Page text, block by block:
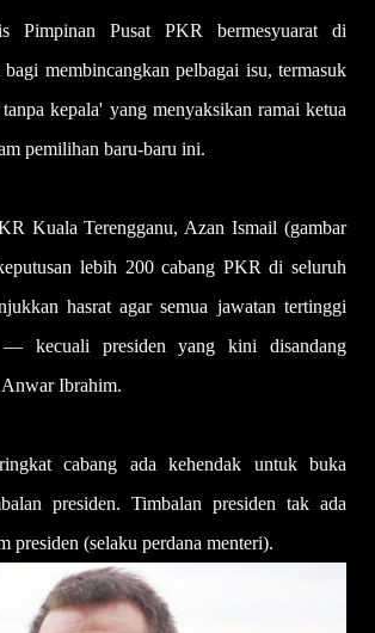
Pimpinan Pusat PKR bermesyuarat di
membincangkan pelbagai isu, termasuk
kepala' yang menyaksikan ramai ketua
pemilihan baru-baru ini.
Kuala Terengganu, Azan Ismail (gambar
lebih 200 cabang PKR di seluruh
hasrat agar semua jawatan tertinggi
— kecuali presiden yang kini disandang
Ibrahim.
cabang ada kehendak untuk buka
presiden. Timbalan presiden tak ada
presiden (selaku perdana menteri).